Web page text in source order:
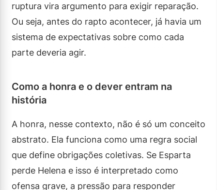
ruptura vira argumento para exigir reparação.
Ou seja, antes do rapto acontecer, já havia um
sistema de expectativas sobre como cada
parte deveria agir.
Como a honra e o dever entram na
história
A honra, nesse contexto, não é só um conceito
abstrato. Ela funciona como uma regra social
que define obrigações coletivas. Se Esparta
perde Helena e isso é interpretado como
ofensa grave, a pressão para responder